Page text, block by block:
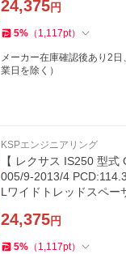
24,375円
5% （ 1,117pt）
メーカー在庫確認後あり2
業日を除く）
KSPエンジニアリング
【 レクサス IS250 型
005/9-2013/4
Lワイドトレッドスペー
24,375円
5% （ 1,117pt）